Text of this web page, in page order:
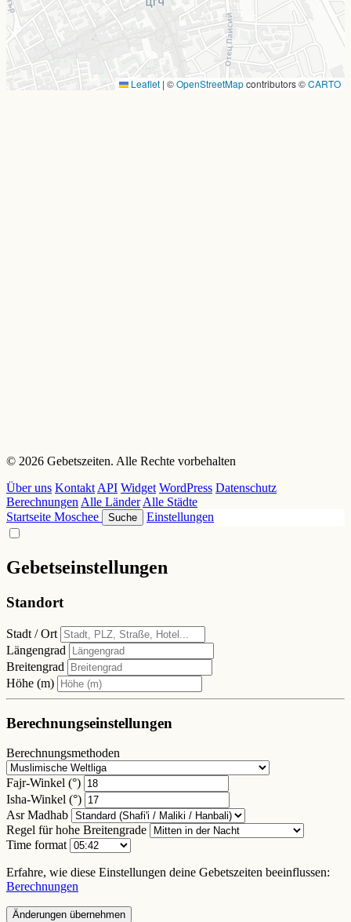
Leaflet | ©OpenStreetMapcontributors ©CARTO
© 2026 Gebetszeiten. Alle Rechte vorbehalten
Über uns Kontakt API Widget WordPress Datenschutz
Berechnungen Alle Länder Alle Städte
Startseite Moschee Suche Einstellungen
Gebetseinstellungen
Standort
Stadt / Ort
Längengrad
Breitengrad
Höhe (m)
Berechnungseinstellungen
Berechnungsmethoden
Fajr-Winkel (°)
Isha-Winkel (°)
Asr Madhab
Regel für hohe Breitengrade
Time format
Erfahre, wie diese Einstellungen deine Gebetszeiten beeinflussen:
Berechnungen
Änderungen übernehmen